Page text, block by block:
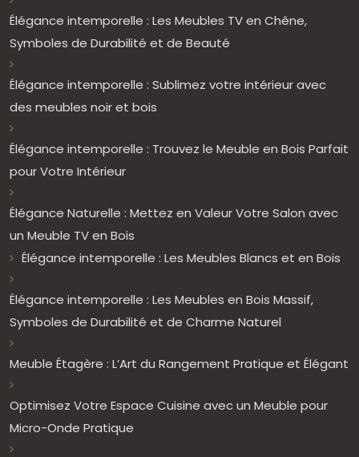
Élégance intemporelle : Les Meubles TV en Chêne,
Symboles de Durabilité et de Beauté
Élégance intemporelle : Sublimez votre intérieur avec
des meubles noir et bois
Élégance intemporelle : Trouvez le Meuble en Bois Parfait
pour Votre Intérieur
Élégance Naturelle : Mettez en Valeur Votre Salon avec
un Meuble TV en Bois
Élégance intemporelle : Les Meubles Blancs et en Bois
Élégance intemporelle : Les Meubles en Bois Massif,
Symboles de Durabilité et de Charme Naturel
Meuble Étagère : L’Art du Rangement Pratique et Élégant
Optimisez Votre Espace Cuisine avec un Meuble pour
Micro-Onde Pratique